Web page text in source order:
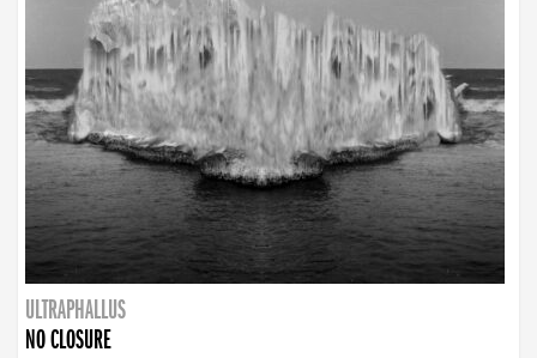
ULTRAPHALLUS
NO CLOSURE